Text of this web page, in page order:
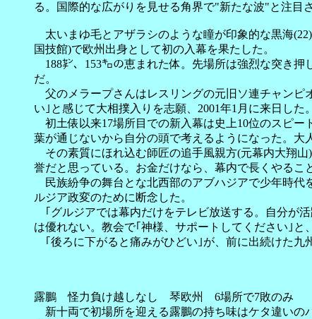
る。国際的な広がりを見せる角界で"新たな波"と注目
太いまゆ毛とアザラシのような瞳が印象的な黒海
国技館)で欧州出身として初の入幕を果たした。
188㌢、153㌔の恵まれた体。先場所は強烈な突き押
だ。
父のメラープさんはレスリングの元旧ソ連チャンピ
い｣と感じて大相撲入りを志願、2001年1月に来日した。
初土俵以来17場所目での新入幕は史上10位のスピー
葉が通じないから自分の頭で考えるようになった。大
その素質にほれ込む師匠の追手風親方(元幕内大翔
誉だと思っている。お金だけなら、幕内で長くやる
民族紛争の舞台とな北西部のアブハジアで少年時代
ルジア政変のために断念した。
｢グルジアでは幕内だけをテレビ放送する。自分が
は優れない。教会で｢神様、サポートしてください｣と
｢後ろに下がると痛みがひどい｣が、前に出続けた
露鵬 怪力負け越しなし 琴欧州 6場所で7敗のみ
新十両で初場所を迎える露鵬の持ち味はケタ違いの